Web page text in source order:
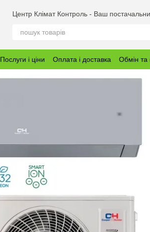
Центр Клімат Контроль - Ваш
Послуги і ціни Оплата і доставка Обмін та